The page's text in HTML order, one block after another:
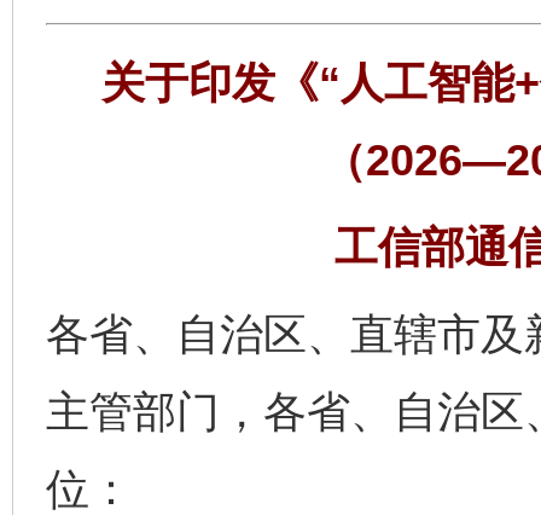
关于印发《“人工智能
（
工信部通
各省、自治区、直辖市
主管部门，各省、自治
位：